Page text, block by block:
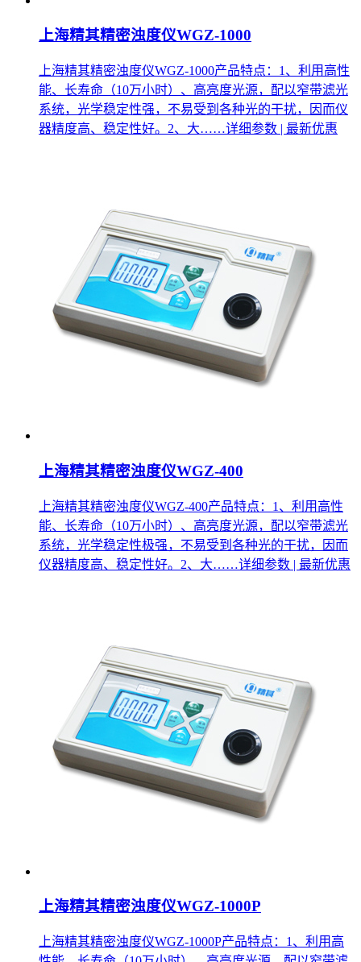
上海精其精密浊度仪WGZ-1000
上海精其精密浊度仪WGZ-1000产品特点：1、利用高性
能、长寿命（10万小时）、高亮度光源，配以窄带滤光
系统，光学稳定性强，不易受到各种光的干扰，因而仪
器精度高、稳定性好。2、大……详细参数 | 最新优惠
上海精其精密浊度仪WGZ-400
上海精其精密浊度仪WGZ-400产品特点：1、利用高性
能、长寿命（10万小时）、高亮度光源，配以窄带滤光
系统，光学稳定性极强，不易受到各种光的干扰，因而
仪器精度高、稳定性好。2、大……详细参数 | 最新优惠
上海精其精密浊度仪WGZ-1000P
上海精其精密浊度仪WGZ-1000P产品特点：1、利用高